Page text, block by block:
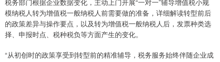
税务部门根据企业数据变化，主动上门开展“一对一”辅导增值税小规
模纳税人转为增值税一般纳税人前需要做的准备，详细解读转型前后
的政策差异与操作要点，以及转为增值税一般纳税人后，发票种类选
择、申报时点、税种税负等方面产生的变化。
“从初创时的政策享受到转型前的精准辅导，税务服务始终伴随企业成